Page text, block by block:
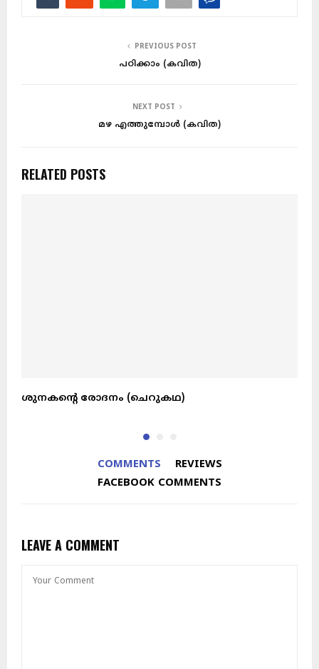
PREVIOUS POST
പഠിക്കാം (കവിത)
NEXT POST
മഴ എത്തുമ്പോൾ (കവിത)
RELATED POSTS
ശുനകന്റെ രോദനം (ചെറുകഥ)
COMMENTS
REVIEWS
FACEBOOK COMMENTS
LEAVE A COMMENT